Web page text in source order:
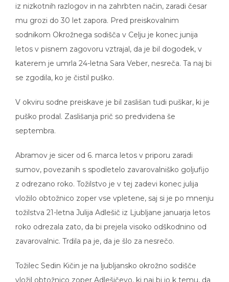
iz nizkotnih razlogov in na zahrbten način, zaradi česar
mu grozi do 30 let zapora. Pred preiskovalnim
sodnikom Okrožnega sodišča v Celju je konec junija
letos v pisnem zagovoru vztrajal, da je bil dogodek, v
katerem je umrla 24-letna Sara Veber, nesreča. Ta naj bi
se zgodila, ko je čistil puško.
V okviru sodne preiskave je bil zaslišan tudi puškar, ki je
puško prodal. Zaslišanja prič so predvidena še
septembra.
Abramov je sicer od 6. marca letos v priporu zaradi
sumov, povezanih s spodletelo zavarovalniško goljufijo
z odrezano roko. Tožilstvo je v tej zadevi konec julija
vložilo obtožnico zoper vse vpletene, saj si je po mnenju
tožilstva 21-letna Julija Adlešič iz Ljubljane januarja letos
roko odrezala zato, da bi prejela visoko odškodnino od
zavarovalnic. Trdila pa je, da je šlo za nesrečo.
Tožilec Sedin Kičin je na ljubljansko okrožno sodišče
vložil obtožnico zoper Adlešičevo, ki naj bi jo k temu, da